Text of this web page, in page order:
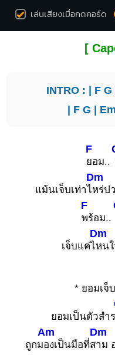
เล่นเสียงเมื่อกดคอร์ด
[
INTRO : | F G
| F G | Em
F
ยอม..
แม้นเจ็บเท่าไ
Dm
หร่ป
F
พร้อม..
เจ็บแค่ไ
Dm
หน
* ยอมเจ็
ยอมเป็นตัวสำร
ถูกม
Am
องเป็นมือที่ส
Dm
าม